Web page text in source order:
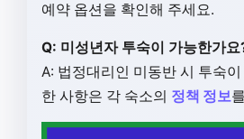
예약 옵션을 확인해 주세요.
Q: 미성년자 투숙이 가능한가요
A: 법정대리인 미동반 시 투숙이
한 사항은 각 숙소의 정책 정보